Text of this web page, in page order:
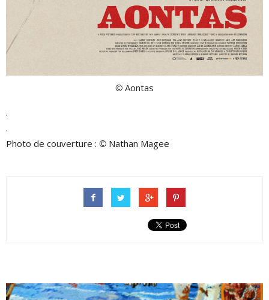
© Aontas
.
.
Photo de couverture : © Nathan Magee